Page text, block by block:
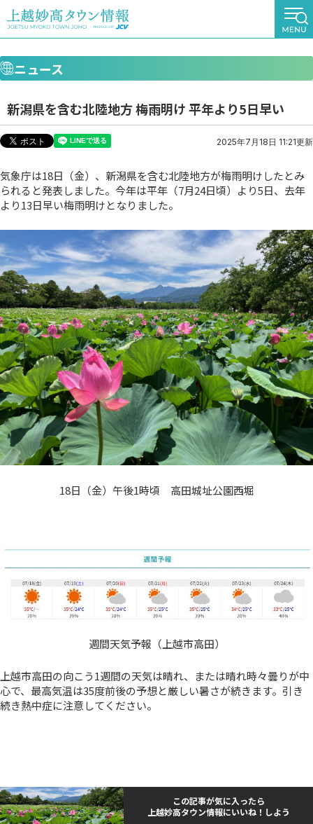
ニュース
新潟県を含む北陸地方 梅雨明け 平年より5日早い
2025年7月18日 11:21更新
気象庁は18日（金）、新潟県を含む北陸地方が梅雨明けしたとみ
られると発表しました。今年は平年（7月24日頃）より5日、去年
より13日早い梅雨明けとなりました。
18日（金）午後1時頃 高田城址公園西堀
週間天気予報（上越市高田）
上越市高田の向こう1週間の天気は晴れ、または晴れ時々曇りが中
心で、最高気温は35度前後の予想と厳しい暑さが続きます。引き
続き熱中症に注意してください。
この記事が気に入ったら
上越妙高タウン情報にいいね！しよう